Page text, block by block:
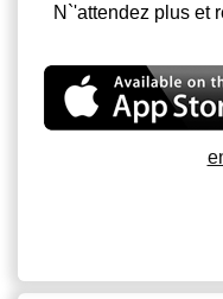
N`'attendez plus et